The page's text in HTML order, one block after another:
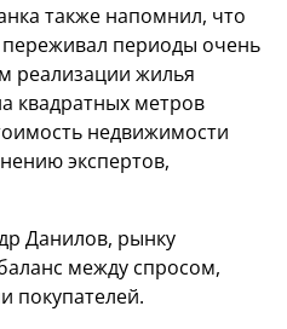
также напомнил, что
периоды очень
реализации жилья
квадратных метров
недвижимости
экспертов,
Данилов, рынку
между спросом,
покупателей.